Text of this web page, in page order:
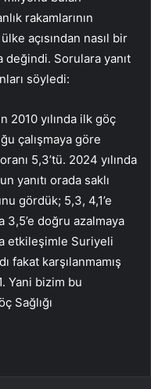
rakamlarının
açısından nasıl bir
Sorulara yanıt
söyledi:
2010 yılında ilk göç
çalışmaya göre
5,3’tü. 2024 yılında
yanıtı orada saklı
gördük; 5,3, 4,1’e
3,5’e doğru azalmaya
etkileşimle Suriyeli
fakat karşılanmamış
Yani bizim bu
Sağlığı